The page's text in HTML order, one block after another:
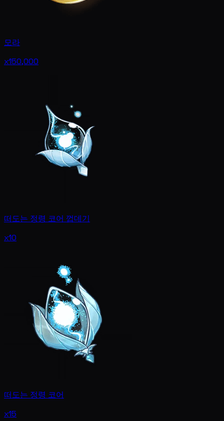
모라
x150,000
떠도는 정령 코어 껍데기
x10
떠도는 정령 코어
x15